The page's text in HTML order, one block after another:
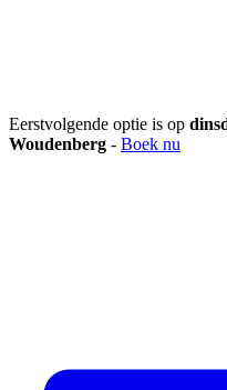
Eerstvolgende optie is op
Woudenberg - Boek nu